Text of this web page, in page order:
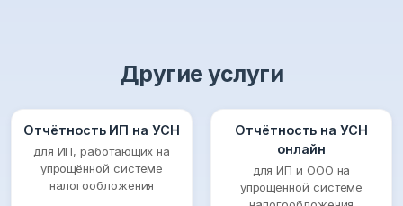
Другие услуги
Отчётность ИП на УСН
для ИП, работающих на
упрощённой системе
налогообложения
Отчётность на УСН
онлайн
для ИП и ООО на
упрощённой системе